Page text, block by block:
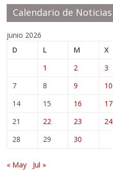
Calendario de Noticias
junio 2026
D
L M X
1
2 3
7
8 9 10
14
15 16 17
21
22 23 24
28
29 30
« May Jul »